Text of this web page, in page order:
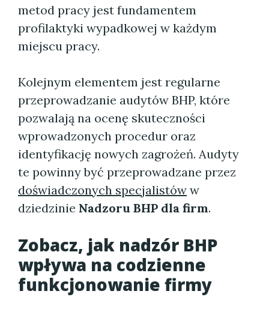
metod pracy jest fundamentem
profilaktyki wypadkowej w każdym
miejscu pracy.
Kolejnym elementem jest regularne
przeprowadzanie audytów BHP, które
pozwalają na ocenę skuteczności
wprowadzonych procedur oraz
identyfikację nowych zagrożeń. Audyty
te powinny być przeprowadzane przez
doświadczonych specjalistów w
dziedzinie Nadzoru BHP dla firm.
Zobacz, jak nadzór BHP
wpływa na codzienne
funkcjonowanie firmy